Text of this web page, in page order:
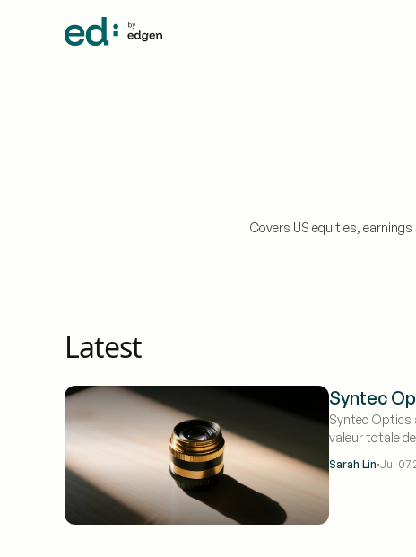
Covers US equities,
Latest
Syntec
Syntec Optics
valeur totale
Sarah Lin·Jul 07